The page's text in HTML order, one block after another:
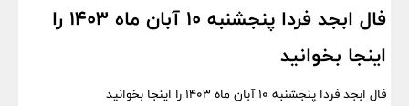
فال ابجد فردا پنجشنبه 10 آبان ماه 1403 را
اینجا بخوانید
فال ابجد فردا پنجشنبه 10 آبان ماه 1403 را اینجا بخوانید